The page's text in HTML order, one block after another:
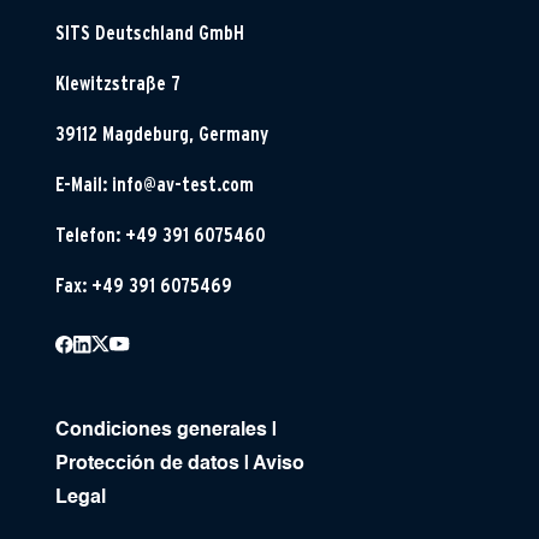
SITS Deutschland GmbH
Klewitzstraße 7
39112 Magdeburg, Germany
E-Mail: info@av-test.com
Telefon: +49 391 6075460
Fax: +49 391 6075469
Condiciones generales |
Protección de datos | Aviso
Legal